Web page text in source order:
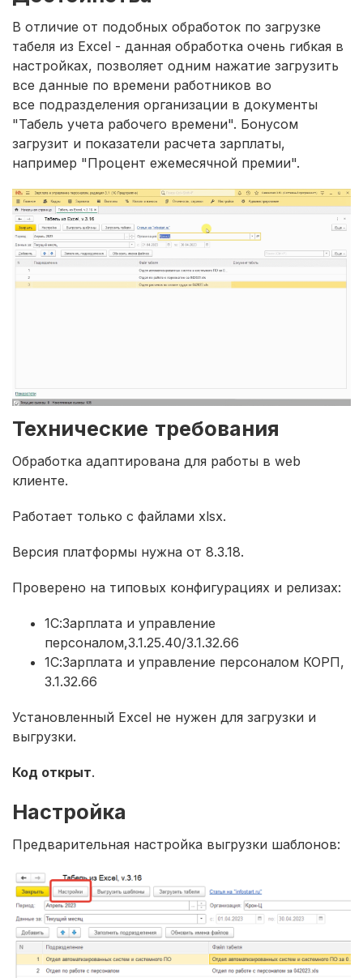
В отличие от подобных обработок по загрузке
табеля из Excel - данная обработка очень гибкая в
настройках, позволяет одним нажатие загрузить
все данные по времени работников во
все подразделения организации в документы
"Табель учета рабочего времени". Бонусом
загрузит и показатели расчета зарплаты,
например "Процент ежемесячной премии".
Технические требования
Обработка адаптирована для работы в web
клиенте.
Работает только с файлами xlsx.
Версия платформы нужна от 8.3.18.
Проверено на типовых конфигурациях и релизах:
1С:Зарплата и управление
персоналом,3.1.25.40/3.1.32.66
1С:Зарплата и управление персоналом КОРП,
3.1.32.66
Установленный Excel не нужен для загрузки и
выгрузки.
Код открыт.
Настройка
Предварительная настройка выгрузки шаблонов: